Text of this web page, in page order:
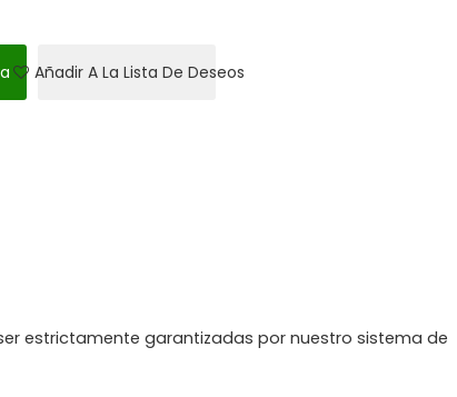
Añadir A La Lista De Deseos
estrictamente garantizadas por nuestro sistema de